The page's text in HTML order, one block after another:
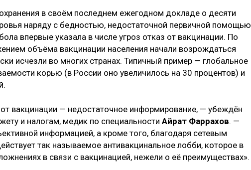
в своём последнем ежегодном докладе о десяти
наряду с бедностью, недостаточной первичной
впервые указала в числе угроз отказ от вакцинации. По
объёма вакцинации населения начали возрождаться
исчезли во многих странах. Типичный пример — глобальное
корью (в России оно увеличилось на 30 процентов) и
вакцинации — недостаточное информирование, — убеждён
и налогам, медик по специальности Айрат Фаррахов. —
информацией, а кроме того, благодаря сетевым
так называемое антивакцинальное лобби, которое в
в связи с вакцинацией, нежели о её преимуществах».